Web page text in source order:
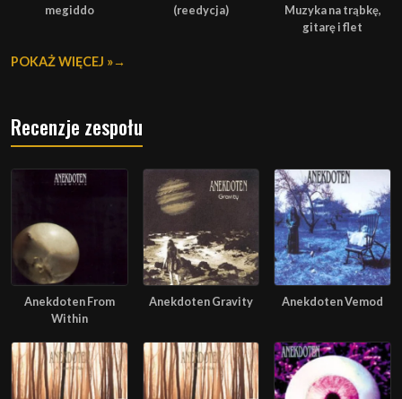
megiddo
(reedycja)
Muzyka na trąbkę,
gitarę i flet
POKAŻ WIĘCEJ »
Recenzje zespołu
Anekdoten From
Within
Anekdoten Gravity Anekdoten Vemod